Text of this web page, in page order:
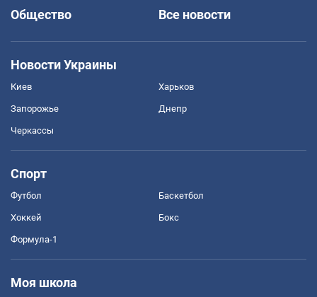
Общество
Все новости
Новости Украины
Киев Харьков
Запорожье Днепр
Черкассы
Спорт
Футбол Баскетбол
Хоккей Бокс
Формула-1
Моя школа